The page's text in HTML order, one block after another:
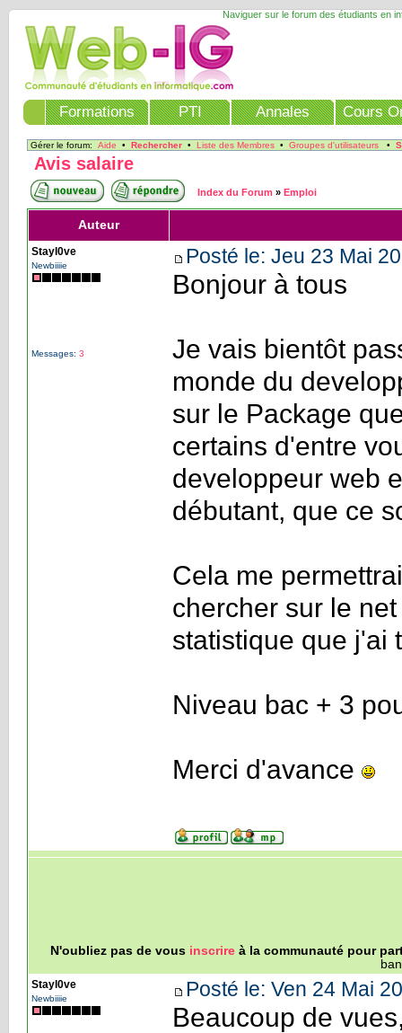
Naviguer sur le forum des étudiants en
Formations PTI Annales Cours
Gérer le forum: Aide • Rechercher• Liste des Membres• Groupes d'utilisateurs•
Avis salaire
Index du Forum » Emploi
Auteur
Stayl0ve
Newbiiiie
Messages: 3
Posté le: Jeu 23 Mai
Bonjour à tous
Je vais bientôt
monde du
sur le Package
certains d'entre
developpeur web
débutant, que ce
Cela me
chercher sur le
statistique que j'ai
Niveau bac + 3
Merci d'avance
N'oubliez pas de vous inscrireà la communauté pour
Stayl0ve
Newbiiiie Posté le: Ven 24 Mai
Beaucoup de